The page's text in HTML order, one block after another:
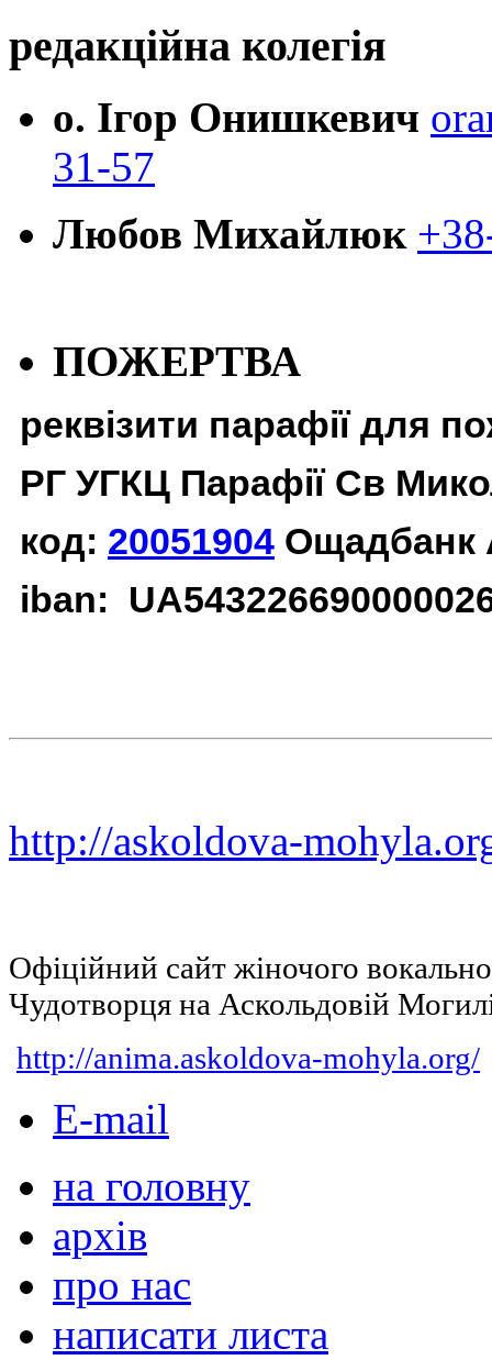
редакційна колегія
о. Ігор Онишкевич
31-57
Любов Михайлюк
ПОЖЕРТВА
реквізити парафії для
РГ УГКЦ Парафії Св
код: 20051904 Ощадбанк
iban:
http://askoldova-
Офіційний сайт жіночого
Чудотворця на Аскольдовій
http://anima.askoldova-mohyla.org/
E-mail
на головну
архів
про нас
написати листа